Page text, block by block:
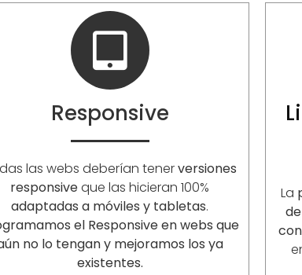
Responsive
las webs deberían tenerversiones
responsiveque las hicieran 100%
adaptadas a móviles y tabletas.
el Responsive en webs que
no lo tengan y mejoramos los ya
existentes.
La